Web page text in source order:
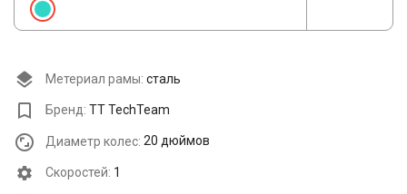
Метериал рамы: сталь
Бренд: TT TechTeam
Диаметр колес: 20 дюймов
Cкоростей: 1